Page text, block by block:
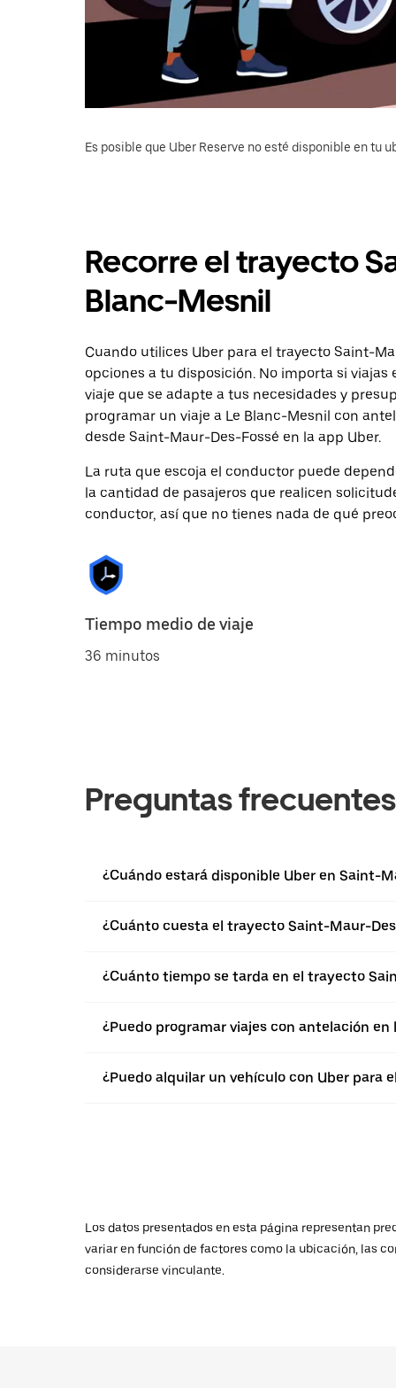
Es posible que Uber Reserve no esté disponible en tu
Recorre el trayecto
Blanc-Mesnil
Cuando utilices Uber para el trayecto Saint-
opciones a tu disposición. No importa si
viaje que se adapte a tus necesidades y
programar un viaje a Le Blanc-Mesnil con
desde Saint-Maur-Des-Fossé en la app Uber.
La ruta que escoja el conductor puede
la cantidad de pasajeros que realicen
conductor, así que no tienes nada de qué
Tiempo medio de viaje
36 minutos
Preguntas frecuentes
¿Cuándo estará disponible Uber en Saint-
¿Cuánto cuesta el trayecto Saint-Maur-
¿Cuánto tiempo se tarda en el trayecto
¿Puedo programar viajes con antelación
¿Puedo alquilar un vehículo con Uber para
Los datos presentados en esta página representan
variar en función de factores como la ubicación, las
considerarse vinculante.